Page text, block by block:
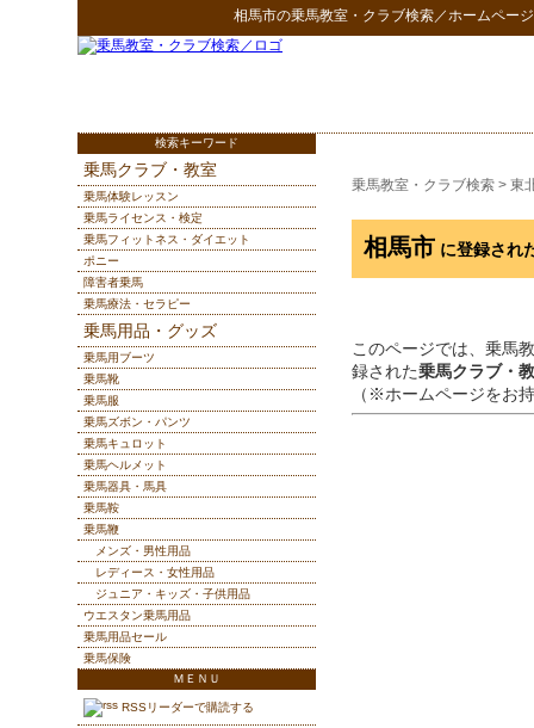
相馬市の乗馬教室・クラブ検索／ホームペー
乗馬教室・クラブ検索 > 東
相馬市 に登録され
このページでは、乗馬
録された乗馬クラブ・
（※ホームページをお
検索キーワード
乗馬クラブ・教室
乗馬体験レッスン
乗馬ライセンス・検定
乗馬フィットネス・ダイエット
ポニー
障害者乗馬
乗馬療法・セラピー
乗馬用品・グッズ
乗馬用ブーツ
乗馬靴
乗馬服
乗馬ズボン・パンツ
乗馬キュロット
乗馬ヘルメット
乗馬器具・馬具
乗馬鞍
乗馬鞭
メンズ・男性用品
レディース・女性用品
ジュニア・キッズ・子供用品
ウエスタン乗馬用品
乗馬用品セール
乗馬保険
ＭＥＮＵ
RSSリーダーで購読する